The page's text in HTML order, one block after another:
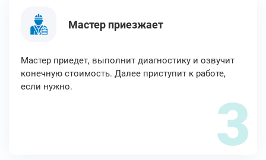
Мастер приезжает
Мастер приедет, выполнит диагностику и озвучит
конечную стоимость. Далее приступит к работе,
если нужно.
3